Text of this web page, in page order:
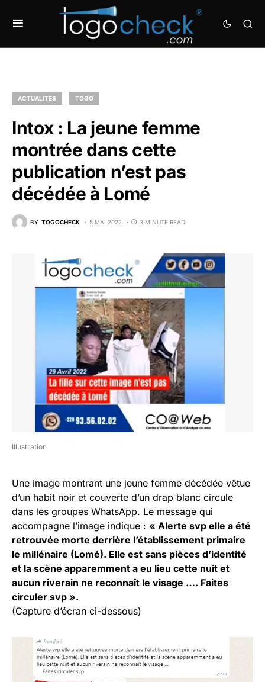
ACTUALITES TOGO
Intox : La jeune femme
montrée dans cette
publication n’est pas
décédée à Lomé
BY TOGOCHECK 5 MAI 2022 3 MINUTE READ
Illustration
Une image montrant une jeune femme décédée vêtue
d’un habit noir et couverte d’un drap blanc circule
dans les groupes WhatsApp. Le message qui
accompagne l’image indique : « Alerte svp elle a été
retrouvée morte derrière l’établissement primaire
le millénaire (Lomé). Elle est sans pièces d’identité
et la scène apparemment a eu lieu cette nuit et
aucun riverain ne reconnaît le visage …. Faites
circuler svp ».
(Capture d’écran ci-dessous)